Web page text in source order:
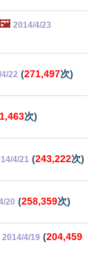
2014/4/23
22 (271,497次)
次)
4/21 (243,222次)
20 (258,359次)
2014/4/19 (204,459